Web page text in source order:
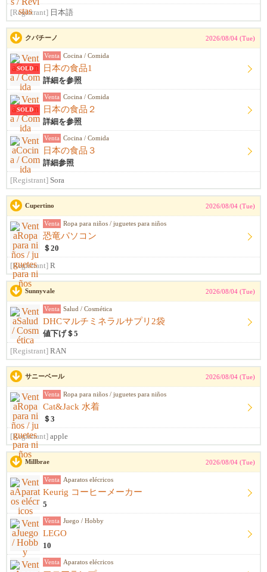
[Registrant] 日本語
クパチーノ 2026/08/04 (Tue)
SOLD
Venta Cocina / Comida
日本の食品1
詳細を参照
SOLD
Venta Cocina / Comida
日本の食品２
詳細を参照
Venta Cocina / Comida
日本の食品３
詳細参照
[Registrant] Sora
Cupertino 2026/08/04 (Tue)
Venta Ropa para niños / juguetes para niños
恐竜パソコン
＄20
[Registrant] R
Sunnyvale 2026/08/04 (Tue)
Venta Salud / Cosmética
DHCマルチミネラルサプリ2袋
値下げ＄5
[Registrant] RAN
サニーベール 2026/08/04 (Tue)
Venta Ropa para niños / juguetes para niños
Cat&Jack 水着
＄3
[Registrant] apple
Millbrae 2026/08/04 (Tue)
Venta Aparatos elécricos
Keurig コーヒーメーカー
5
Venta Juego / Hobby
LEGO
10
Venta Aparatos elécricos